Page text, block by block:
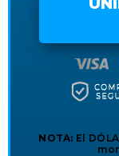
NOTA: El